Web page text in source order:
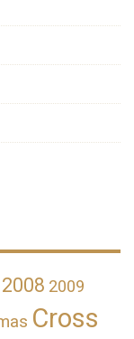
2008 2009
Cross